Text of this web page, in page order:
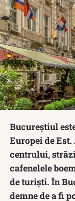
Bucureștiul
Europei de
centrului,
cafenelele
de turiști. În
demne de a fi